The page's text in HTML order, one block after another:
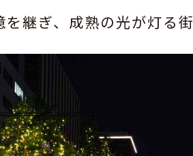
を継ぎ、成熟の光が灯る街